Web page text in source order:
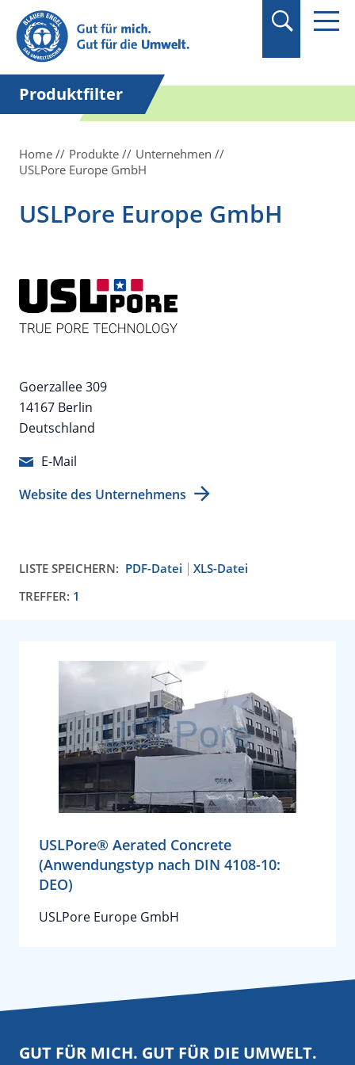
Suchbegriff in
Anführungszeichen
setzen.
Produktfilter
Home Produkte
Unternehmen
USLPore Europe GmbH
USLPore Europe GmbH
Goerzallee 309
14167 Berlin
Deutschland
E-Mail
Website des Unternehmens
LISTE SPEICHERN: PDF-Datei
XLS-Datei
TREFFER: 1
USLPore® Aerated Concrete
(Anwendungstyp nach DIN 4108-10:
DEO)
USLPore Europe GmbH
GUT FÜR MICH. GUT FÜR DIE UMWELT.